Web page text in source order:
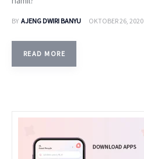
Berita
Layanan
BY AJENG DWIRI BANYU OKTOBER 26, 2020
READ MORE